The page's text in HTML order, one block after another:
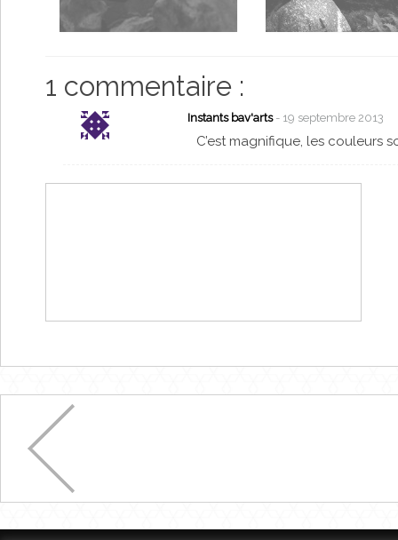
1 commentaire :
Instants bav'arts - 19 septembre 2013
C’est magnifique, les couleurs